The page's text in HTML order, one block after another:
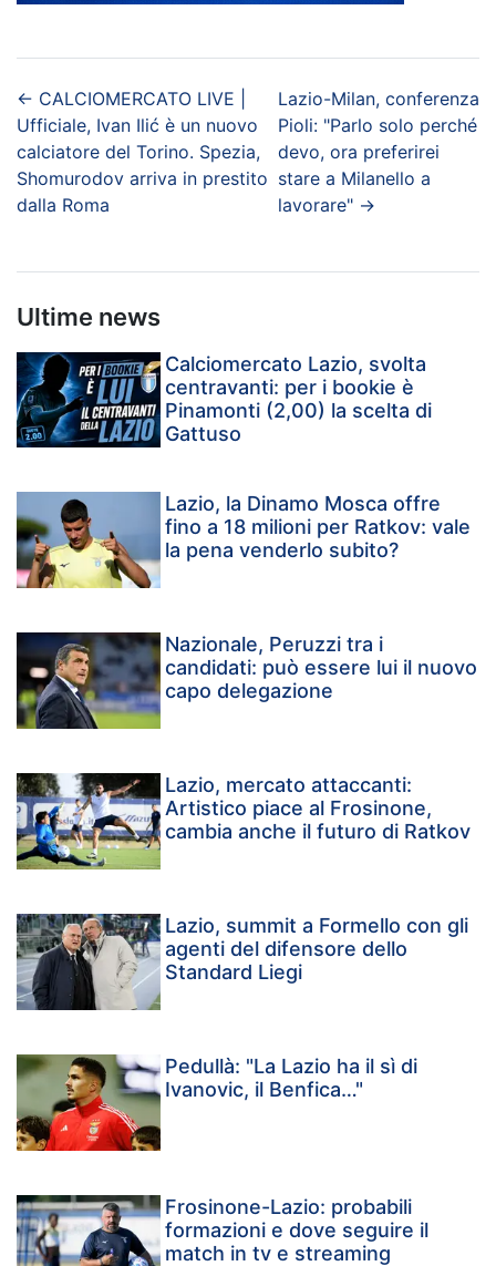
← CALCIOMERCATO LIVE |
Ufficiale, Ivan Ilić è un nuovo
calciatore del Torino. Spezia,
Shomurodov arriva in prestito
dalla Roma
Lazio-Milan, conferenza
Pioli: "Parlo solo perché
devo, ora preferirei
stare a Milanello a
lavorare"→
Ultime news
Calciomercato Lazio, svolta
centravanti: per i bookie è
Pinamonti (2,00) la scelta di
Gattuso
Lazio, la Dinamo Mosca offre
fino a 18 milioni per Ratkov: vale
la pena venderlo subito?
Nazionale, Peruzzi tra i
candidati: può essere lui il nuovo
capo delegazione
Lazio, mercato attaccanti:
Artistico piace al Frosinone,
cambia anche il futuro di Ratkov
Lazio, summit a Formello con gli
agenti del difensore dello
Standard Liegi
Pedullà: "La Lazio ha il sì di
Ivanovic, il Benfica…"
Frosinone-Lazio: probabili
formazioni e dove seguire il
match in tv e streaming